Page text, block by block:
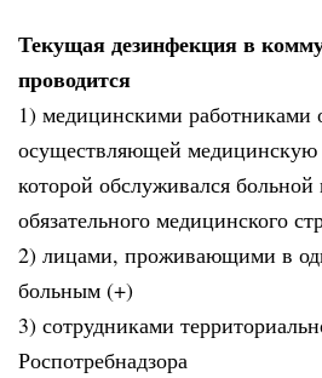
Текущая дезинфекция в
проводится
1) медицинскими работниками
осуществляющей медицинскую
которой обслуживался
обязательного медицинского
2) лицами, проживающими в
больным (+)
3) сотрудниками
Роспотребнадзора